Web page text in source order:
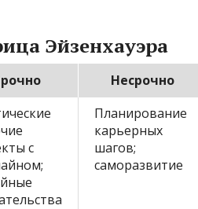
Эйзенхауэра
Несрочно
с
Планирование
карьерных
шагов;
саморазвитие